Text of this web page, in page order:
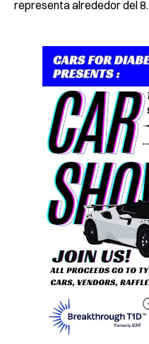
representa alrededor del